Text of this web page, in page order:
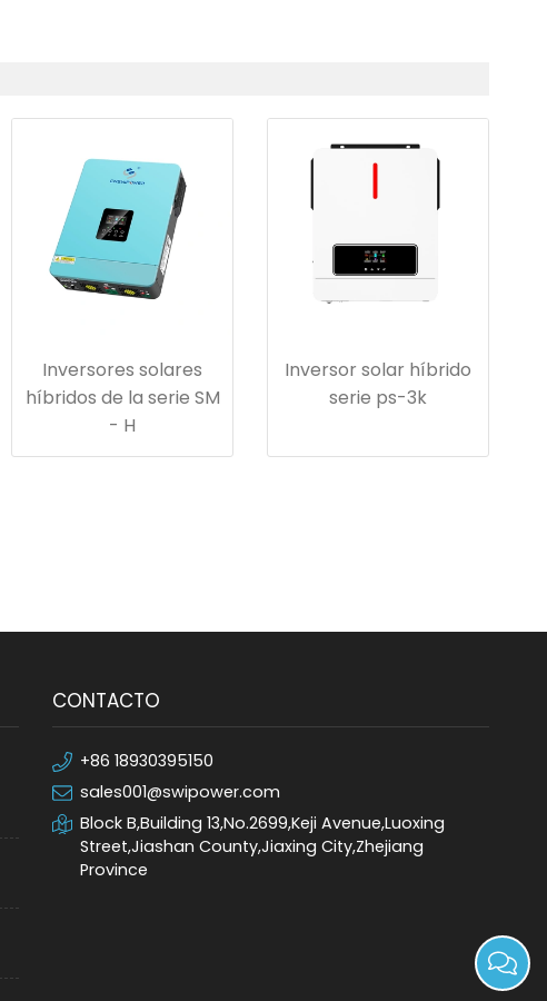
Inversores solares
híbridos de la serie SM
- H
Inversor solar híbrido
serie ps-3k
CONTACTO
+86 18930395150
sales001@swipower.com
Block B,Building 13,No.2699,Keji Avenue,Luoxing
Street,Jiashan County,Jiaxing City,Zhejiang
Province